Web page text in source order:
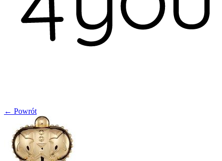
← Powrót